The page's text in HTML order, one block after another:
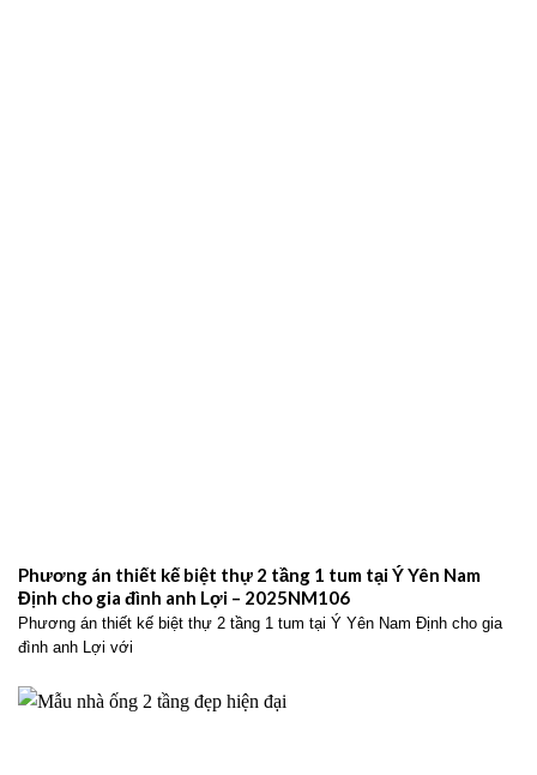
Phương án thiết kế biệt thự 2 tầng 1 tum tại Ý Yên Nam
Định cho gia đình anh Lợi – 2025NM106
Phương án thiết kế biệt thự 2 tầng 1 tum tại Ý Yên Nam Định cho gia
đình anh Lợi với